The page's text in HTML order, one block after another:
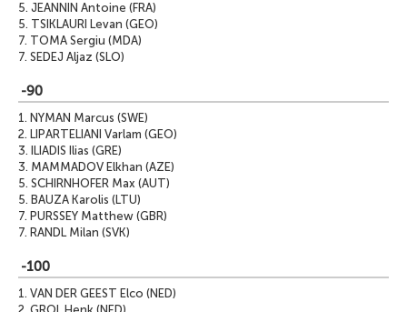
5. JEANNIN Antoine (FRA)
5. TSIKLAURI Levan (GEO)
7. TOMA Sergiu (MDA)
7. SEDEJ Aljaz (SLO)
-90
1. NYMAN Marcus (SWE)
2. LIPARTELIANI Varlam (GEO)
3. ILIADIS Ilias (GRE)
3. MAMMADOV Elkhan (AZE)
5. SCHIRNHOFER Max (AUT)
5. BAUZA Karolis (LTU)
7. PURSSEY Matthew (GBR)
7. RANDL Milan (SVK)
-100
1. VAN DER GEEST Elco (NED)